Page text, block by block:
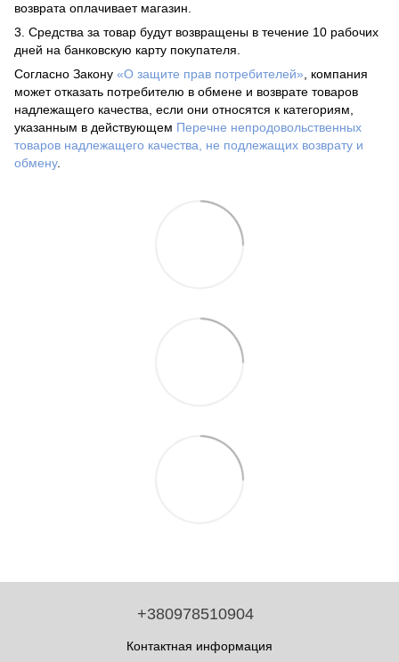
возврата оплачивает магазин.
3. Средства за товар будут возвращены в течение 10 рабочих
дней на банковскую карту покупателя.
Согласно Закону «О защите прав потребителей», компания
может отказать потребителю в обмене и возврате товаров
надлежащего качества, если они относятся к категориям,
указанным в действующем Перечне непродовольственных
товаров надлежащего качества, не подлежащих возврату и
обмену.
+380978510904
Контактная информация